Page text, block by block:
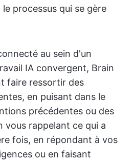
processus qui se gère
au sein d'un
IA convergent, Brain
faire ressortir des
en puisant dans le
précédentes ou des
vous rappelant ce qui a
fois, en répondant à vos
ou en faisant